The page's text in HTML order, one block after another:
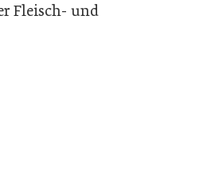
Fleisch- und